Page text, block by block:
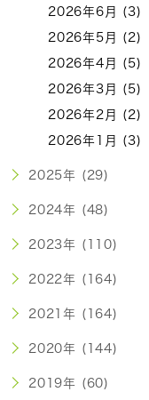
2026年6月 (3)
2026年5月 (2)
2026年4月 (5)
2026年3月 (5)
2026年2月 (2)
2026年1月 (3)
2025年 (29)
2024年 (48)
2023年 (110)
2022年 (164)
2021年 (164)
2020年 (144)
2019年 (60)